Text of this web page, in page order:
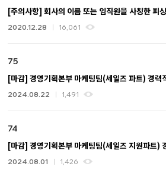
[주의사항] 회사의 이름 또는 임직원을 사칭한 피
바랍니다.
2020.12.28 16,061
75
[마감] 경영기획본부 마케팅팀(세일즈 파트) 경
2024.08.22 1,491
74
[마감] 경영기획본부 마케팅팀(세일즈 지원파트)
2024.08.01 1,426